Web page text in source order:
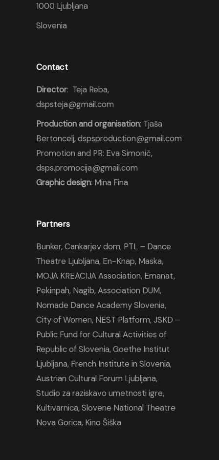
1000 Ljubljana
Slovenia
Contact
Director: Teja Reba,
dspsteja@gmail.com
Production and organisation: Tjaša
Bertoncelj, dspsproduction@gmail.com
Promotion and PR: Eva Simonič,
dsps.promocija@gmail.com
Graphic design: Mina Fina
Partners
Bunker,Cankarjev dom, PTL – Dance
Theatre Ljubljana, En-Knap, Maska,
MOJA KREACIJA Association, Emanat,
Pekinpah, Nagib,Association DUM,
Nomade Dance Academy Slovenia,
City of Women, NEST Platform,JSKD –
Public Fund for Cultural Activities of
Republic of Slovenia,Goethe Institut
Ljubljana, French Institute in Slovenia,
Austrian Cultural Forum Ljubljana,
Studio za raziskavo umetnosti igre,
Kultivarnica,Slovene National Theatre
Nova Gorica, Kino Šiška